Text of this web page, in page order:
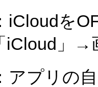
iCloudを
iCloud」→
アプリの